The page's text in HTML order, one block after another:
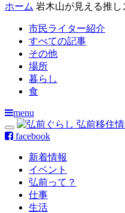
ホーム 岩木山が見える推
市民ライター紹介
すべての記事
その他
場所
暮らし
食
menu
facebook
新着情報
イベント
弘前って？
仕事
生活